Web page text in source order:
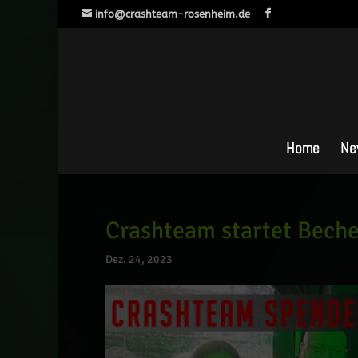
info@crashteam-rosenheim.de
Home
Crashteam startet
Dez. 24, 2023